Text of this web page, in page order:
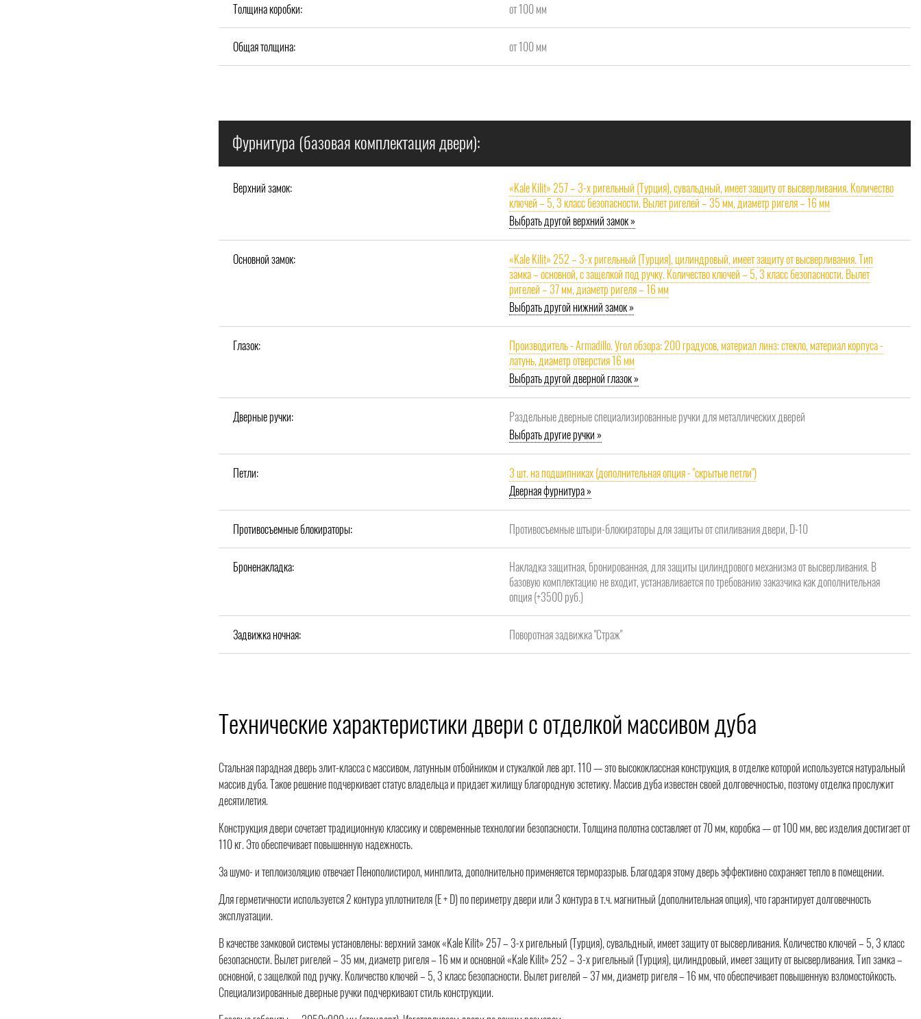
Толщина коробки: от 100 мм
Общая толщина: от 100 мм
Фурнитура (базовая комплектация двери):
Верхний замок:
«Kale Kilit» 257 – 3-х ригельный (Турция), сувальдный, имеет защиту от высверливания. Количество
ключей – 5, 3 класс безопасности. Вылет ригелей – 35 мм, диаметр ригеля – 16 мм
Выбрать другой верхний замок »
Основной замок:
«Kale Kilit» 252 – 3-х ригельный (Турция), цилиндровый, имеет защиту от высверливания. Тип
замка – основной, с защелкой под ручку. Количество ключей – 5, 3 класс безопасности. Вылет
ригелей – 37 мм, диаметр ригеля – 16 мм
Выбрать другой нижний замок »
Глазок:
Производитель - Armadillo. Угол обзора: 200 градусов, материал линз: стекло, материал корпуса -
латунь, диаметр отверстия 16 мм
Выбрать другой дверной глазок »
Дверные ручки:
Раздельные дверные специализированные ручки для металлических дверей
Выбрать другие ручки »
Петли:
3 шт. на подшипниках (дополнительная опция - "скрытые петли")
Дверная фурнитура »
Противосъемные блокираторы: Противосъемные штыри-блокираторы для защиты от спиливания двери, D-10
Броненакладка:
Накладка защитная, бронированная, для защиты цилиндрового механизма от высверливания. В
базовую комплектацию не входит, устанавливается по требованию заказчика как дополнительная
опция (+3500 руб.)
Задвижка ночная: Поворотная задвижка "Страж"
Технические характеристики двери с отделкой массивом дуба
Стальная парадная дверь элит-класса с массивом, латунным отбойником и стукалкой лев арт. 110 — это высококлассная конструкция, в отделке которой используется натуральный
массив дуба. Такое решение подчеркивает статус владельца и придает жилищу благородную эстетику. Массив дуба известен своей долговечностью, поэтому отделка прослужит
десятилетия.
Конструкция двери сочетает традиционную классику и современные технологии безопасности. Толщина полотна составляет от 70 мм, коробка — от 100 мм, вес изделия достигает от
110 кг. Это обеспечивает повышенную надежность.
За шумо- и теплоизоляцию отвечает Пенополистирол, минплита, дополнительно применяется терморазрыв. Благодаря этому дверь эффективно сохраняет тепло в помещении.
Для герметичности используется 2 контура уплотнителя (Е + D) по периметру двери или 3 контура в т.ч. магнитный (дополнительная опция), что гарантирует долговечность
эксплуатации.
В качестве замковой системы установлены: верхний замок «Kale Kilit» 257 – 3-х ригельный (Турция), сувальдный, имеет защиту от высверливания. Количество ключей – 5, 3 класс
безопасности. Вылет ригелей – 35 мм, диаметр ригеля – 16 мм и основной «Kale Kilit» 252 – 3-х ригельный (Турция), цилиндровый, имеет защиту от высверливания. Тип замка –
основной, с защелкой под ручку. Количество ключей – 5, 3 класс безопасности. Вылет ригелей – 37 мм, диаметр ригеля – 16 мм, что обеспечивает повышенную взломостойкость.
Специализированные дверные ручки подчеркивают стиль конструкции.